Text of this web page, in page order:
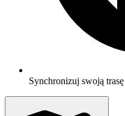
Synchronizuj swoją